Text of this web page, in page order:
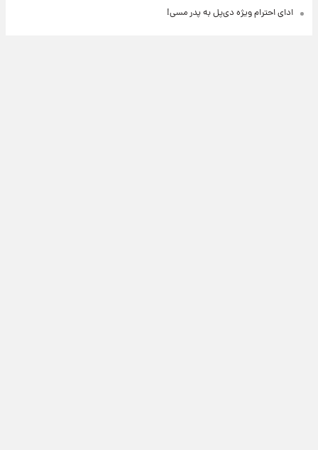
ادای احترام ویژه دی‌پل به پدر مسی!